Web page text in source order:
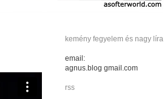
kemény fegyelem és nagy líra
email:
agnus.blog gmail.com
rss